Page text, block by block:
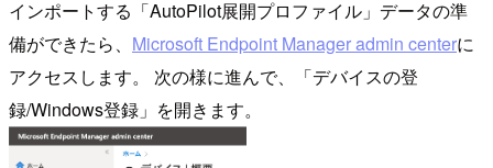
インポートする「AutoPilot展開プロファイル」データの準
備ができたら、 Microsoft Endpoint Manager admin centerに
アクセスします。 次の様に進んで、「デバイスの登
録/Windows登録」を開きます。